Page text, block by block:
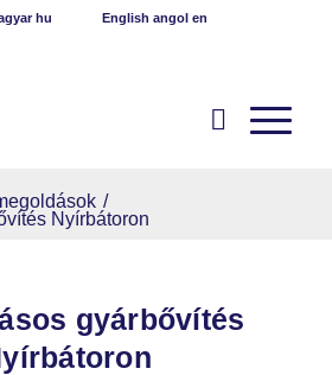
hu English angol en
/
Nyírbátoron
gyárbővítés